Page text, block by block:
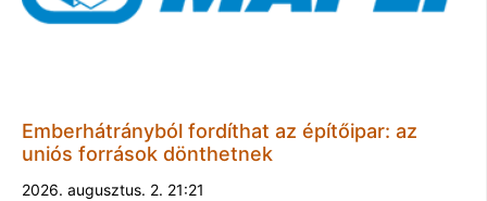
Emberhátrányból fordíthat az építőipar: az
uniós források dönthetnek
2026. augusztus. 2. 21:21